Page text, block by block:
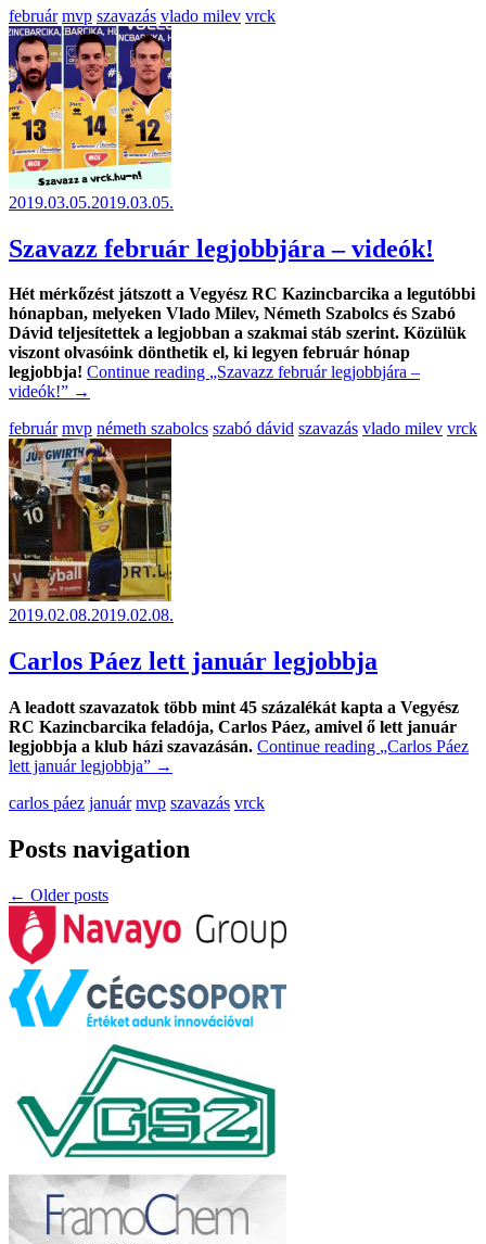
február mvp szavazás vlado milev vrck
2019.03.05.2019.03.05.
Szavazz február legjobbjára – videók!
Hét mérkőzést játszott a Vegyész RC Kazincbarcika a legutóbbi
hónapban, melyeken Vlado Milev, Németh Szabolcs és Szabó
Dávid teljesítettek a legjobban a szakmai stáb szerint. Közülük
viszont olvasóink dönthetik el, ki legyen február hónap
legjobbja! Continue reading „Szavazz február legjobbjára –
videók!” →
február mvp németh szabolcs szabó dávid szavazás vlado milev vrck
2019.02.08.2019.02.08.
Carlos Páez lett január legjobbja
A leadott szavazatok több mint 45 százalékát kapta a Vegyész
RC Kazincbarcika feladója, Carlos Páez, amivel ő lett január
legjobbja a klub házi szavazásán. Continue reading „Carlos Páez
lett január legjobbja” →
carlos páez január mvp szavazás vrck
Posts navigation
← Older posts